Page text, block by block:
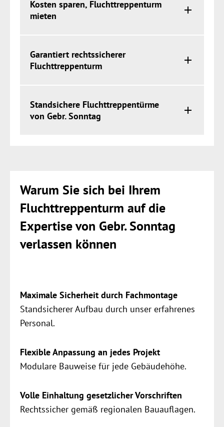
Kosten sparen, Fluchttreppenturm
mieten
Garantiert rechtssicherer
Fluchttreppenturm
Standsichere Fluchttreppentürme
von Gebr. Sonntag
Warum Sie sich bei Ihrem
Fluchttreppenturm auf die
Expertise von Gebr. Sonntag
verlassen können
Maximale Sicherheit durch Fachmontage
Standsicherer Aufbau durch unser erfahrenes
Personal.
Flexible Anpassung an jedes Projekt
Modulare Bauweise für jede Gebäudehöhe.
Volle Einhaltung gesetzlicher Vorschriften
Rechtssicher gemäß regionalen Bauauflagen.